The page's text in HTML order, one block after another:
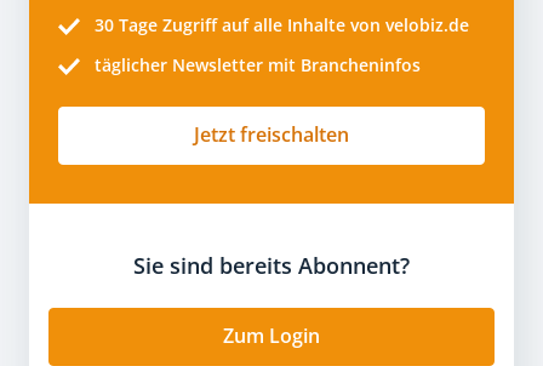
30 Tage Zugriff auf alle Inhalte von velobiz.de
täglicher Newsletter mit Brancheninfos
Jetzt freischalten
Sie sind bereits Abonnent?
Zum Login